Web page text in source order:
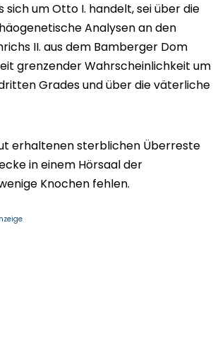
sich um Otto I. handelt, sei über die
Analysen an den
II. aus dem Bamberger Dom
grenzender Wahrscheinlichkeit um
Grades und über die väterliche
erhaltenen sterblichen Überreste
in einem Hörsaal der
Knochen fehlen.